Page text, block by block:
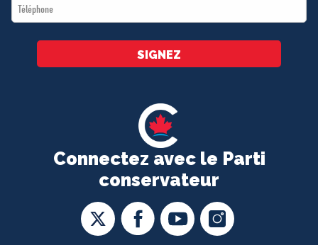
Connectez avec le Parti
conservateur
Téléphone
*
SIGNEZ